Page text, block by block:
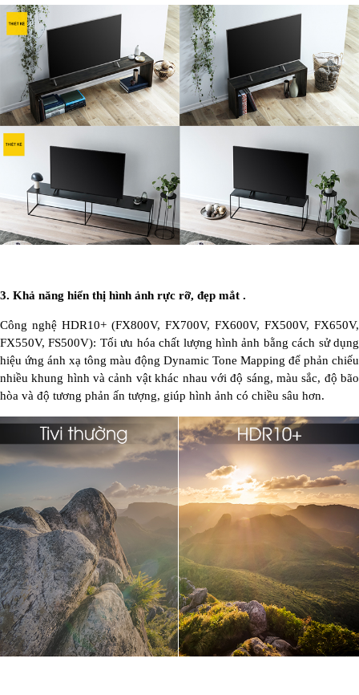
3. Khả năng hiển thị hình ảnh rực rỡ, đẹp mắt .
Công nghệ HDR10+ (FX800V, FX700V, FX600V, FX500V, FX650V,
FX550V, FS500V): Tối ưu hóa chất lượng hình ảnh bằng cách sử dụng
hiệu ứng ánh xạ tông màu động Dynamic Tone Mapping để phản chiếu
nhiều khung hình và cảnh vật khác nhau với độ sáng, màu sắc, độ bão
hòa và độ tương phản ấn tượng, giúp hình ảnh có chiều sâu hơn.